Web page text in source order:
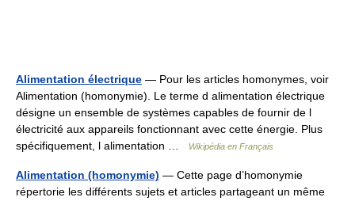
Alimentation électrique — Pour les articles homonymes, voir
Alimentation (homonymie). Le terme d alimentation électrique
désigne un ensemble de systèmes capables de fournir de l
électricité aux appareils fonctionnant avec cette énergie. Plus
spécifiquement, l alimentation …
Wikipédia en Français
Alimentation (homonymie) — Cette page d’homonymie
répertorie les différents sujets et articles partageant un même